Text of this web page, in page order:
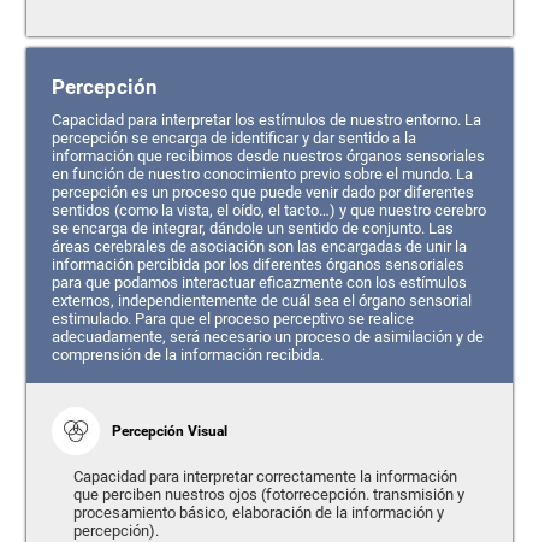
Percepción
Capacidad para interpretar los estímulos de nuestro entorno. La
percepción se encarga de identificar y dar sentido a la
información que recibimos desde nuestros órganos sensoriales
en función de nuestro conocimiento previo sobre el mundo. La
percepción es un proceso que puede venir dado por diferentes
sentidos (como la vista, el oído, el tacto…) y que nuestro cerebro
se encarga de integrar, dándole un sentido de conjunto. Las
áreas cerebrales de asociación son las encargadas de unir la
información percibida por los diferentes órganos sensoriales
para que podamos interactuar eficazmente con los estímulos
externos, independientemente de cuál sea el órgano sensorial
estimulado. Para que el proceso perceptivo se realice
adecuadamente, será necesario un proceso de asimilación y de
comprensión de la información recibida.
Percepción Visual
Capacidad para interpretar correctamente la información
que perciben nuestros ojos (fotorrecepción. transmisión y
procesamiento básico, elaboración de la información y
percepción).